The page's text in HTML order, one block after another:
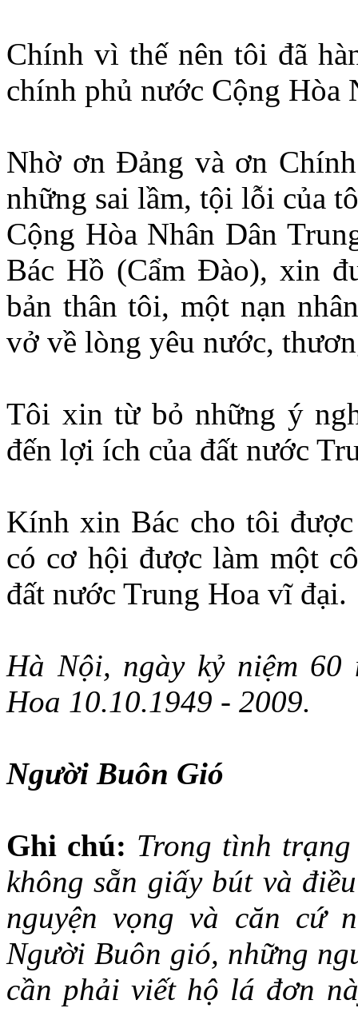
Chính vì thế nên tôi đã
chính phủ nước Cộng Hòa
Nhờ ơn Ðảng và ơn
những sai lầm, tội lỗi của
Cộng Hòa Nhân Dân
Bác Hồ (Cẩm Ðào), xin
bản thân tôi, một nạn
vở về lòng yêu nước,
Tôi xin từ bỏ những ý
đến lợi ích của đất nước
Kính xin Bác cho tôi
có cơ hội được làm một
đất nước Trung Hoa vĩ đại.
Hà Nội, ngày kỷ niệm 60
Hoa 10.10.1949 - 2009.
Người Buôn Gió
Ghi chú: Trong tình
không sẵn giấy bút và
nguyện vọng và căn cứ
Người Buôn gió, những
cần phải viết hộ lá đơn